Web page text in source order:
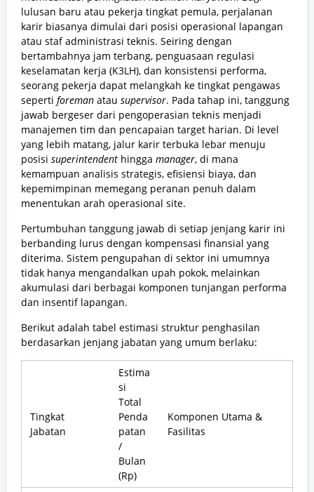
lulusan baru atau pekerja tingkat pemula, perjalanan
karir biasanya dimulai dari posisi operasional lapangan
atau staf administrasi teknis. Seiring dengan
bertambahnya jam terbang, penguasaan regulasi
keselamatan kerja (K3LH), dan konsistensi performa,
seorang pekerja dapat melangkah ke tingkat pengawas
seperti foreman atau supervisor. Pada tahap ini, tanggung
jawab bergeser dari pengoperasian teknis menjadi
manajemen tim dan pencapaian target harian. Di level
yang lebih matang, jalur karir terbuka lebar menuju
posisi superintendent hingga manager, di mana
kemampuan analisis strategis, efisiensi biaya, dan
kepemimpinan memegang peranan penuh dalam
menentukan arah operasional site.
Pertumbuhan tanggung jawab di setiap jenjang karir ini
berbanding lurus dengan kompensasi finansial yang
diterima. Sistem pengupahan di sektor ini umumnya
tidak hanya mengandalkan upah pokok, melainkan
akumulasi dari berbagai komponen tunjangan performa
dan insentif lapangan.
Berikut adalah tabel estimasi struktur penghasilan
berdasarkan jenjang jabatan yang umum berlaku:
Tingkat
Jabatan
Estima
si
Total
Penda
patan
/
Bulan
(Rp)
Komponen Utama &
Fasilitas